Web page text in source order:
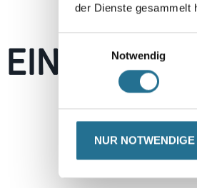
der Dienste gesammelt
Notwendig
NUR
EIN